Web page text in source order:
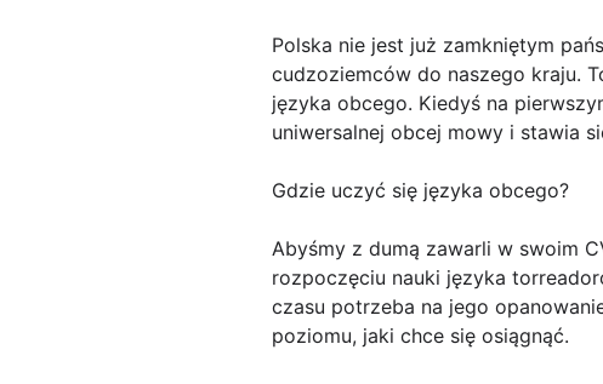
Polska nie jest już zamkniętym
cudzoziemców do naszego kraju.
języka obcego. Kiedyś na
uniwersalnej obcej mowy i stawia
Gdzie uczyć się języka obcego?
Abyśmy z dumą zawarli w swoim
rozpoczęciu nauki języka
czasu potrzeba na jego
poziomu, jaki chce się osiągnąć.